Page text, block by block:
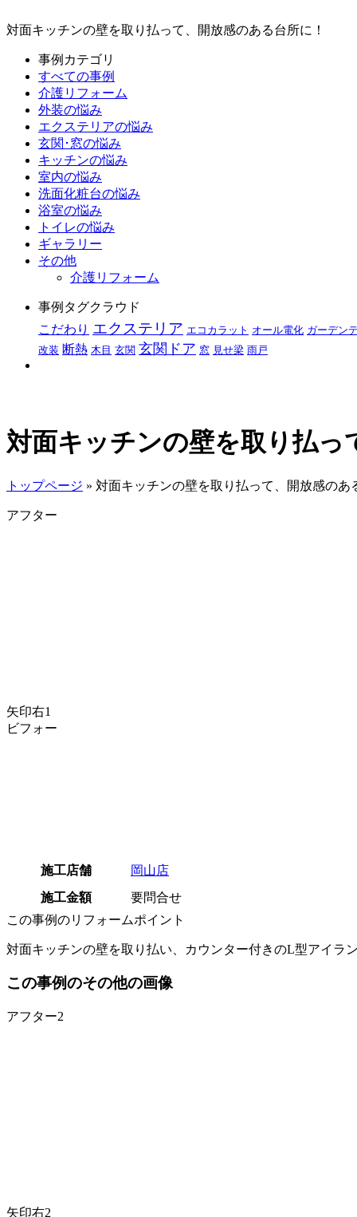
対面キッチンの壁を取り払って、開放感のある台所に！
事例カテゴリ
すべての事例
介護リフォーム
外装の悩み
エクステリアの悩み
玄関･窓の悩み
キッチンの悩み
室内の悩み
洗面化粧台の悩み
浴室の悩み
トイレの悩み
ギャラリー
その他
介護リフォーム
事例タグクラウド
こだわり エクステリア エコカラット オール電化 ガーデン
改装 断熱 木目 玄関 玄関ドア 窓 見せ梁 雨戸
対面キッチンの壁を取り払っ
トップページ » 対面キッチンの壁を取り払って、開放感のあ
アフター
矢印右1
ビフォー
施工店舗
岡山店
施工金額
要問合せ
この事例のリフォームポイント
対面キッチンの壁を取り払い、カウンター付きのL型アイラ
この事例のその他の画像
アフター2
矢印右2